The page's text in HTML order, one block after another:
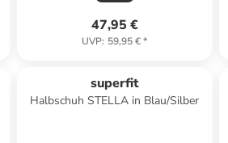
47,95 €
UVP: 59,95 €*
superfit
Halbschuh STELLA in Blau/Silber